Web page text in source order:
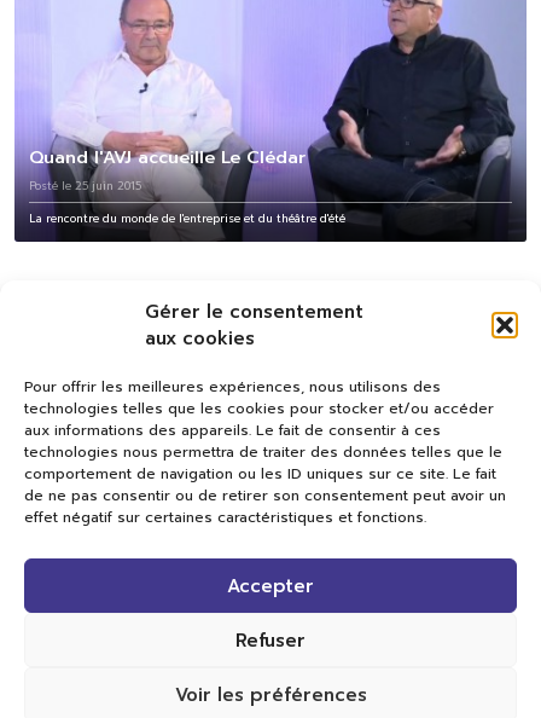
Gérer le consentement
aux cookies
Pour offrir les meilleures expériences, nous utilisons des
technologies telles que les cookies pour stocker et/ou accéder
aux informations des appareils. Le fait de consentir à ces
technologies nous permettra de traiter des données telles que le
comportement de navigation ou les ID uniques sur ce site. Le fait
de ne pas consentir ou de retirer son consentement peut avoir un
effet négatif sur certaines caractéristiques et fonctions.
Accepter
Refuser
Voir les préférences
Quand l'AVJ accueille Le Clédar
Posté le 25 juin 2015
La rencontre du monde de l'entreprise et du théâtre d'été
Val TV
Centre de Compétences Médias
Rue du Pont-Neuf 24